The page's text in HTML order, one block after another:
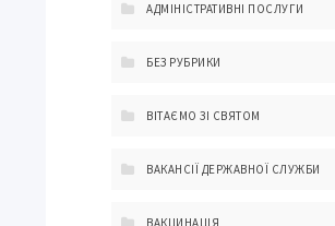
АДМІНІСТРАТИВНІ ПОСЛУГИ
БЕЗ РУБРИКИ
ВІТАЄМО ЗІ СВЯТОМ
ВАКАНСІЇ ДЕРЖАВНОЇ СЛУЖБИ
ВАКЦИНАЦІЯ